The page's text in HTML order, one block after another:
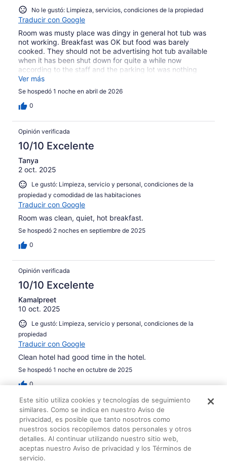
No le gustó: Limpieza, servicios, condiciones de la propiedad
Traducir con Google
Room was musty place was dingy in general hot tub was
not working. Breakfast was OK but food was barely
cooked. They should not be advertising hot tub available
when it has been shut down for quite a while now
according to the staff and the parking lot was nothing
but a pot hole
Ver más
Se hospedó 1 noche en abril de 2026
0
Opinión verificada
10/10 Excelente
Tanya
2 oct. 2025
Le gustó: Limpieza, servicio y personal, condiciones de la
propiedad y comodidad de las habitaciones
Traducir con Google
Room was clean, quiet, hot breakfast.
Se hospedó 2 noches en septiembre de 2025
0
Opinión verificada
10/10 Excelente
Kamalpreet
10 oct. 2025
Le gustó: Limpieza, servicio y personal, condiciones de la
propiedad
Traducir con Google
Clean hotel had good time in the hotel.
Se hospedó 1 noche en octubre de 2025
0
Opinión verificada
10/10 Excelente
Delores
12 dic. 2025
Le gustó: Limpieza, servicio y personal, servicios y
Este sitio utiliza cookies y tecnologías de seguimiento
similares. Como se indica en nuestro Aviso de
privacidad, es posible que tanto nosotros como
nuestros socios recopilemos datos personales y otros
detalles. Al continuar utilizando nuestro sitio web,
aceptas nuestro Aviso de privacidad y los Términos de
servicio.